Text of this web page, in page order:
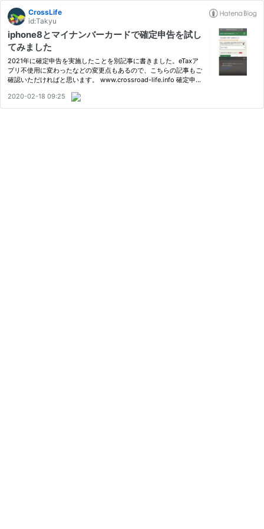
CrossLife
id:Takyu
iphone8とマイナンバーカードで確定申告を試し
てみました
2021年に確定申告を実施したことを別記事に書きました。eTaxア
プリ不使用に変わったなどの変更点もあるので、こちらの記事もご
確認いただければと思います。 www.crossroad-life.info 確定申告
告をスマートフォン (iPhone) で実施する方法をまとめました。
な…
2020-02-18 09:25